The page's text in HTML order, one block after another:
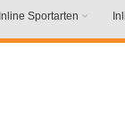
Inline Sportarten